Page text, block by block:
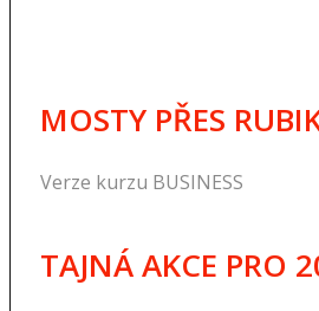
MOSTY PŘES
Verze kurzu BUSINESS
TAJNÁ AKCE PRO